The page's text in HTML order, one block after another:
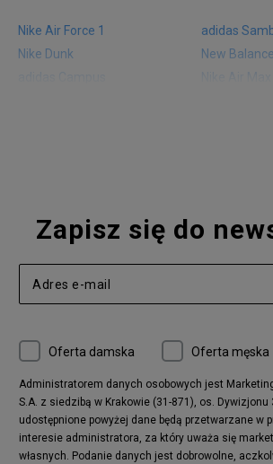
Nike Air Force 1
adidas
Nike Dunk
New
Air Jordan 1
New
adidas Handball Spezial
Birkenstock
Nike Air Max 270
New
adidas Ozelia
Nike Air More Uptempo
adidas Stan
Puma Mayze
Reebok
New Balance 2002
adidas NMD
Converse Run Star Hike
Nike Air
adidas Nizza
New
Zapisz się do
Oferta damska Oferta męska
Administratorem danych osobowych jest
S.A. z siedzibą w Krakowie (31-871), os. Dywizjonu
udostępnione powyżej dane będą przetwarzane w
interesie administratora, za który uważa się
własnych. Podanie danych jest dobrowolne,